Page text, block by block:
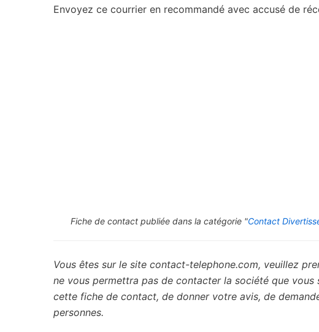
Envoyez ce courrier en recommandé avec accusé de
Fiche de contact publiée dans la catégorie "Contact
Vous êtes sur le site contact-telephone.com, veuillez
ne vous permettra pas de contacter la société que
cette fiche de contact, de donner votre avis, de
personnes.